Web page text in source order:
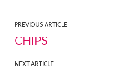
PREVIOUS ARTICLE
CHIPS
NEXT ARTICLE